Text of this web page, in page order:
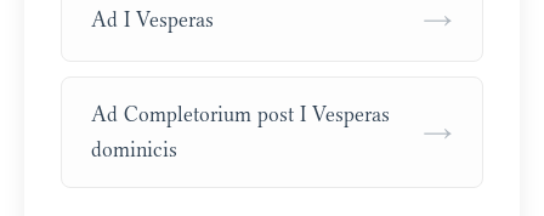
Ad I Vesperas →
Ad Completorium post I Vesperas
dominicis
→